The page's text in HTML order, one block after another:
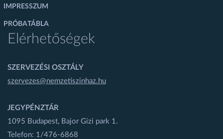
IMPRESSZUM
PRÓBATÁBLA
Elérhetőségek
SZERVEZÉSI OSZTÁLY
szervezes@nemzetiszinhaz.hu
JEGYPÉNZTÁR
1095 Budapest, Bajor Gizi park 1.
Telefon: 1/476-6868